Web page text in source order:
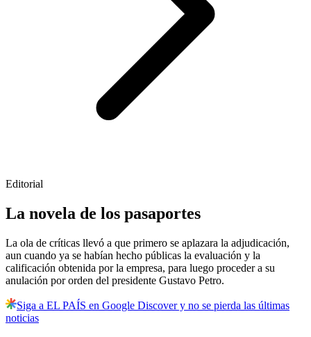
Editorial
La novela de los pasaportes
La ola de críticas llevó a que primero se aplazara la adjudicación,
aun cuando ya se habían hecho públicas la evaluación y la
calificación obtenida por la empresa, para luego proceder a su
anulación por orden del presidente Gustavo Petro.
Siga a EL PAÍS en Google Discover y no se pierda las últimas
noticias